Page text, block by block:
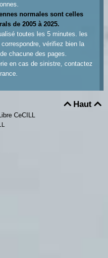
normales sont celles
de 2005 à 2025.
toutes les 5 minutes. les
vérifiez bien la
chacune des pages.
en cas de sinistre, contactez
Haut
CeCILL